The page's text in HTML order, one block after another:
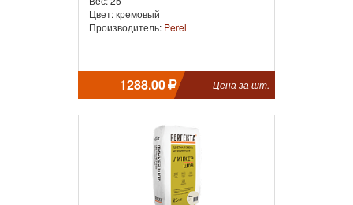
Цвет: кремовый
Производитель: Perel
1288.00 Цена за шт.